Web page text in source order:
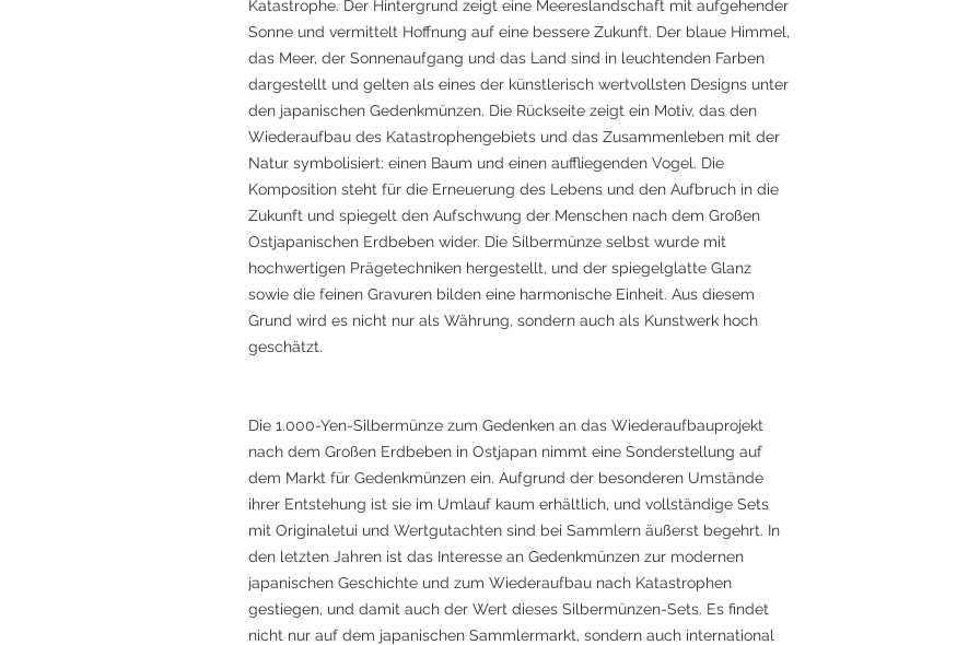
Katastrophe. Der Hintergrund zeigt eine Meereslandschaft mit aufgehender
Sonne und vermittelt Hoffnung auf eine bessere Zukunft. Der blaue Himmel,
das Meer, der Sonnenaufgang und das Land sind in leuchtenden Farben
dargestellt und gelten als eines der künstlerisch wertvollsten Designs unter
den japanischen Gedenkmünzen. Die Rückseite zeigt ein Motiv, das den
Wiederaufbau des Katastrophengebiets und das Zusammenleben mit der
Natur symbolisiert: einen Baum und einen auffliegenden Vogel. Die
Komposition steht für die Erneuerung des Lebens und den Aufbruch in die
Zukunft und spiegelt den Aufschwung der Menschen nach dem Großen
Ostjapanischen Erdbeben wider. Die Silbermünze selbst wurde mit
hochwertigen Prägetechniken hergestellt, und der spiegelglatte Glanz
sowie die feinen Gravuren bilden eine harmonische Einheit. Aus diesem
Grund wird es nicht nur als Währung, sondern auch als Kunstwerk hoch
geschätzt.
Die 1.000-Yen-Silbermünze zum Gedenken an das Wiederaufbauprojekt
nach dem Großen Erdbeben in Ostjapan nimmt eine Sonderstellung auf
dem Markt für Gedenkmünzen ein. Aufgrund der besonderen Umstände
ihrer Entstehung ist sie im Umlauf kaum erhältlich, und vollständige Sets
mit Originaletui und Wertgutachten sind bei Sammlern äußerst begehrt. In
den letzten Jahren ist das Interesse an Gedenkmünzen zur modernen
japanischen Geschichte und zum Wiederaufbau nach Katastrophen
gestiegen, und damit auch der Wert dieses Silbermünzen-Sets. Es findet
nicht nur auf dem japanischen Sammlermarkt, sondern auch international